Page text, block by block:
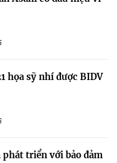
họa sỹ nhí được BIDV
phát triển với bảo đảm